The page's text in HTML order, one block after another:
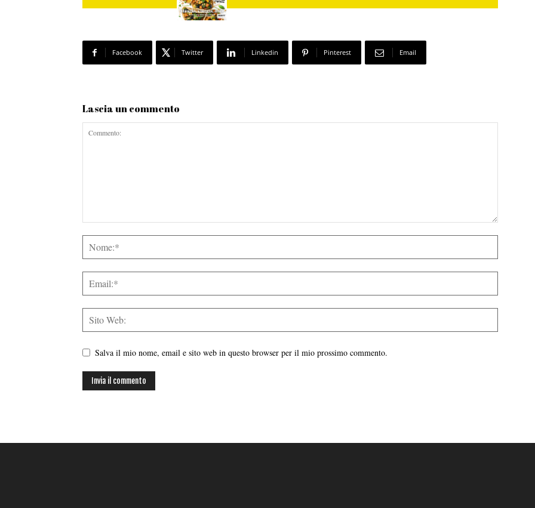
Facebook Twitter Linkedin Pinterest Email
Lascia un commento
Salva il mio nome, email e sito web in questo browser per il mio prossimo commento.